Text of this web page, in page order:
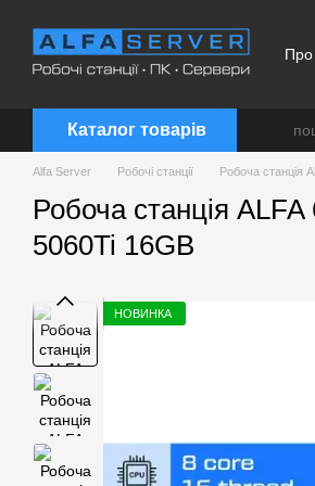
Про
Каталог товарів
Alfa Server Робочі станції Робоча станція
Робоча станція
5060Ti 16GB
НОВИНКА